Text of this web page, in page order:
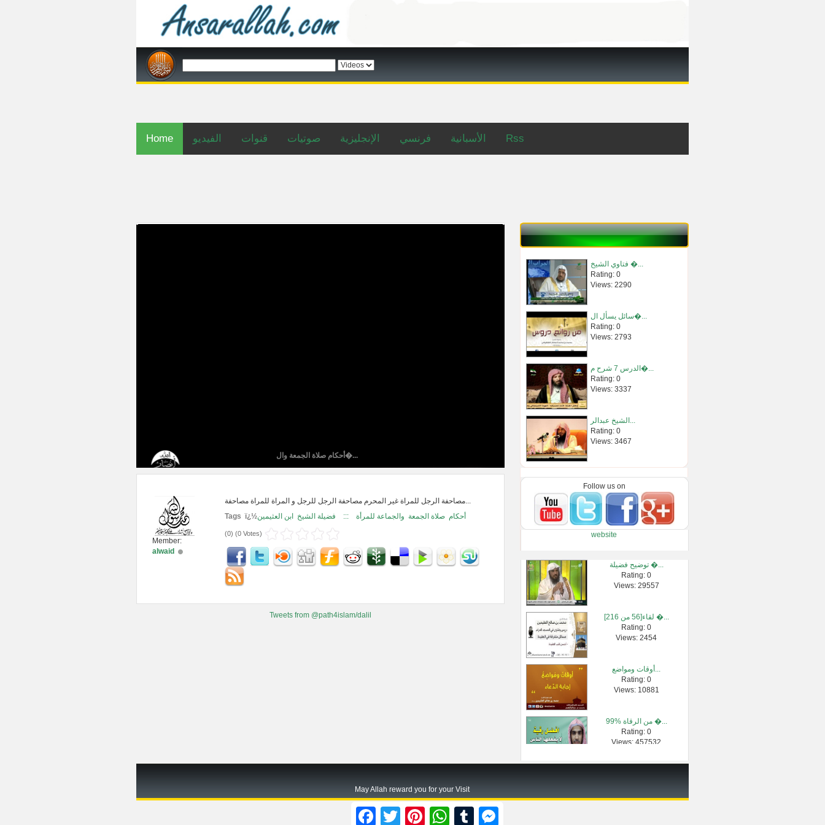
Home الفيديو قنوات صوتيات الإنجليزية فرنسي الأسبانية Rss
أحكام صلاة الجمعة وال�...
Member:
alwaid
مصاحفة الرجل للمراة غير المحرم مصاحفة الرجل للرجل و المراة للمراة مصاحفة...
Tags ï¿½
أحكام صلاة الجمعة والجماعة للمرأة ::: فضيلة الشيخ ابن العثيمين
(0) (0 Votes)
Tweets from @path4islam/dalil
فتاوي الشيخ �...
Rating: 0
Views: 2290
سائل يسأل ال�...
Rating: 0
Views: 2793
الدرس 7 شرح م�...
Rating: 0
Views: 3337
الشيخ عبدالر...
Rating: 0
Views: 3467
Rating: 0
Views: 3424
شرح أسماء ال�...
Rating: 0
هل يؤخر طبيب ...
Rating: 0
السيرة النبو...
Rating: 0
دروس الحرمين...
Rating: 0
هل يغسَّل ال�...
Rating: 0
Follow us on
website
توضيح فضيلة �...
Rating: 0
Views: 29557
لقاء[56 من 216] �...
Rating: 0
Views: 2454
أوقات ومواضع...
Rating: 0
Views: 10881
99% من الرقاة �...
Rating: 0
Views: 457532
May Allah reward you for your Visit
FacebookTwitter Pinterest WhatsAppTumblr